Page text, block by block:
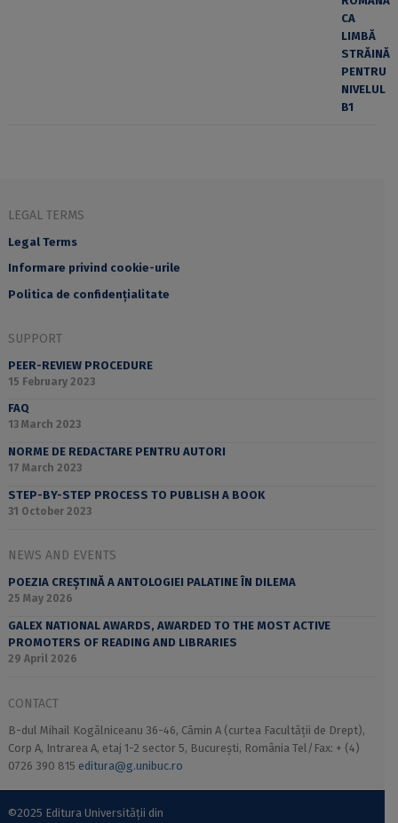
LEGAL TERMS
Legal Terms
Informare privind cookie-urile
Politica de confidențialitate
SUPPORT
PEER-REVIEW PROCEDURE
15 February 2023
FAQ
13 March 2023
NORME DE REDACTARE PENTRU AUTORI
17 March 2023
STEP-BY-STEP PROCESS TO PUBLISH A BOOK
31 October 2023
NEWS AND EVENTS
POEZIA CREȘTINĂ A ANTOLOGIEI PALATINE ÎN DILEMA
25 May 2026
GALEX NATIONAL AWARDS, AWARDED TO THE MOST ACTIVE
PROMOTERS OF READING AND LIBRARIES
29 April 2026
CONTACT
B-dul Mihail Kogălniceanu 36-46, Cămin A (curtea Facultății de Drept),
Corp A, Intrarea A, etaj 1-2 sector 5, București, România Tel/Fax: + (4)
0726 390 815 editura@g.unibuc.ro
©2025 Editura Universității din